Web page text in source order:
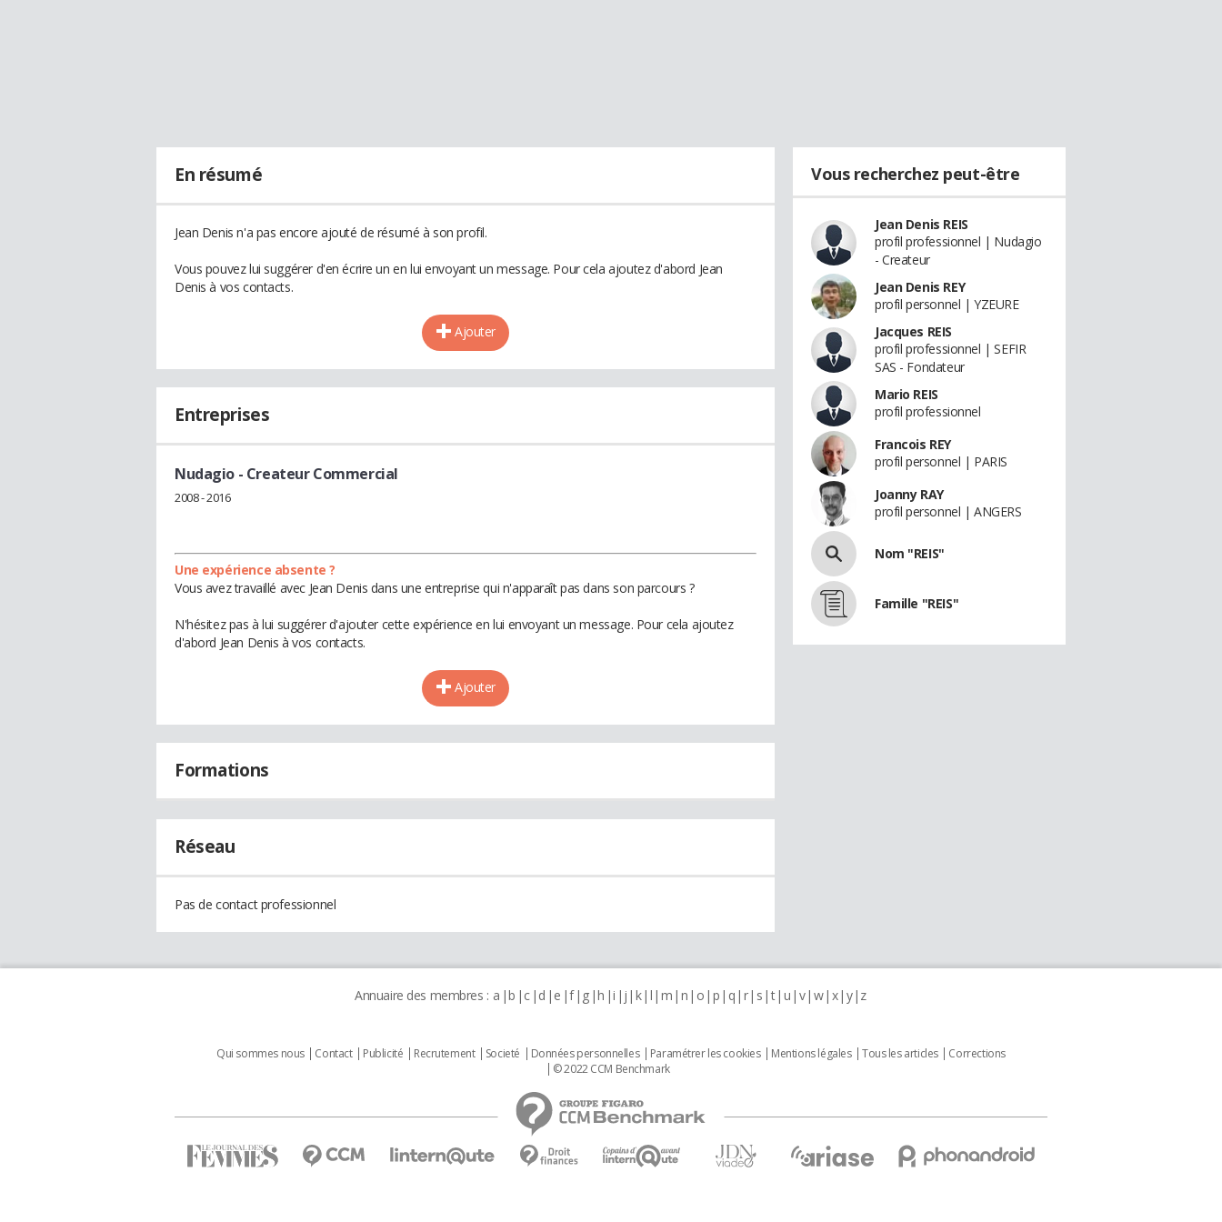
En résumé
Jean Denis n'a pas encore ajouté de résumé à son profil.
Vous pouvez lui suggérer d'en écrire un en lui envoyant un message. Pour cela ajoutez d'abord Jean
Denis à vos contacts.
Ajouter
Entreprises
Nudagio - Createur Commercial
2008 - 2016
Une expérience absente ?
Vous avez travaillé avec Jean Denis dans une entreprise qui n'apparaît pas dans son parcours ?
N'hésitez pas à lui suggérer d'ajouter cette expérience en lui envoyant un message. Pour cela ajoutez
d'abord Jean Denis à vos contacts.
Ajouter
Formations
Réseau
Pas de contact professionnel
Vous recherchez peut-être
Jean Denis REIS
profil professionnel | Nudagio
- Createur
Jean Denis REY
profil personnel | YZEURE
Jacques REIS
profil professionnel | SEFIR
SAS - Fondateur
Mario REIS
profil professionnel
Francois REY
profil personnel | PARIS
Joanny RAY
profil personnel | ANGERS
Nom "REIS"
Famille "REIS"
Annuaire des membres : a b c d e f g h i j k l m n o p q r s t u v w x y z
Qui sommes nous Contact Publicité Recrutement Societé Données personnelles Paramétrer les cookies Mentions légales Tous les articles
Corrections
© 2022 CCM Benchmark